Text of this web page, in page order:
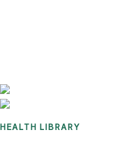
HEALTH LIBRARY